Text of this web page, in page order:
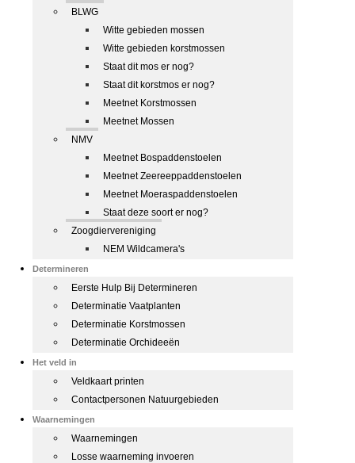
BLWG
Witte gebieden mossen
Witte gebieden korstmossen
Staat dit mos er nog?
Staat dit korstmos er nog?
Meetnet Korstmossen
Meetnet Mossen
NMV
Meetnet Bospaddenstoelen
Meetnet Zeereeppaddenstoelen
Meetnet Moeraspaddenstoelen
Staat deze soort er nog?
Zoogdiervereniging
NEM Wildcamera's
Determineren
Eerste Hulp Bij Determineren
Determinatie Vaatplanten
Determinatie Korstmossen
Determinatie Orchideeën
Het veld in
Veldkaart printen
Contactpersonen Natuurgebieden
Waarnemingen
Waarnemingen
Losse waarneming invoeren